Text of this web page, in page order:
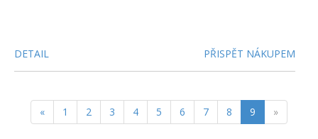
DETAIL PŘISPĚT NÁKUPEM
« 1 2 3 4 5 6 7 8 9 »